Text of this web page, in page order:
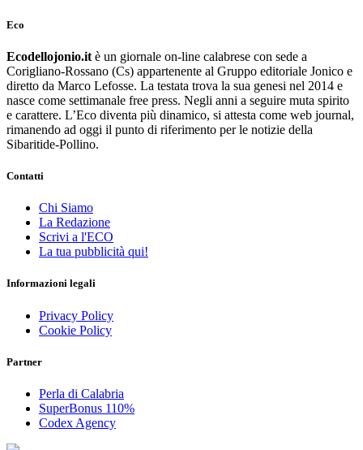
Eco
Ecodellojonio.it è un giornale on-line calabrese con sede a
Corigliano-Rossano (Cs) appartenente al Gruppo editoriale Jonico e
diretto da Marco Lefosse. La testata trova la sua genesi nel 2014 e
nasce come settimanale free press. Negli anni a seguire muta spirito
e carattere. L’Eco diventa più dinamico, si attesta come web journal,
rimanendo ad oggi il punto di riferimento per le notizie della
Sibaritide-Pollino.
Contatti
Chi Siamo
La Redazione
Scrivi a l'ECO
La tua pubblicità qui!
Informazioni legali
Privacy Policy
Cookie Policy
Partner
Perla di Calabria
SuperBonus 110%
Codex Agency